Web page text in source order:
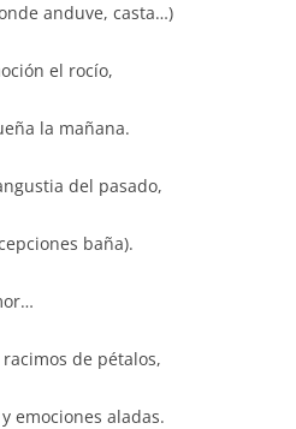
anduve, casta…)
el rocío,
la mañana.
del pasado,
baña).
de pétalos,
emociones aladas.